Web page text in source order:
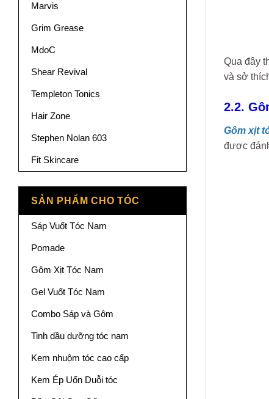
Marvis
Grim Grease
MdoC
Shear Revival
Templeton Tonics
Hair Zone
Stephen Nolan 603
Fit Skincare
SẢN PHẨM CHO TÓC
Sáp Vuốt Tóc Nam
Pomade
Gôm Xịt Tóc Nam
Gel Vuốt Tóc Nam
Combo Sáp và Gôm
Tinh dầu dưỡng tóc nam
Kem nhuộm tóc cao cấp
Kem Ép Uốn Duỗi tóc
Qua đây
và sở
2.2.
Gôm xịt
được